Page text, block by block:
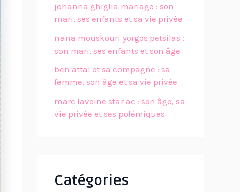
johanna ghiglia mariage : son
mari, ses enfants et sa vie privée
nana mouskouri yorgos petsilas :
son mari, ses enfants et son âge
ben attal et sa compagne : sa
femme, son âge et sa vie privée
marc lavoine star ac : son âge, sa
vie privée et ses polémiques
Catégories